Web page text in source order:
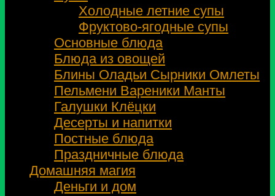
Холодные летние супы
Фруктово-ягодные супы
Основные блюда
Блюда из овощей
Блины Оладьи Сырники Омлеты
Пельмени Вареники Манты
Галушки Клёцки
Десерты и напитки
Постные блюда
Праздничные блюда
Домашняя магия
Деньги и дом